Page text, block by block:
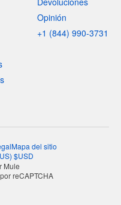
Opinión
+1 (844) 990-3731
Mapa del sitio
) $USD
Mule
reCAPTCHA